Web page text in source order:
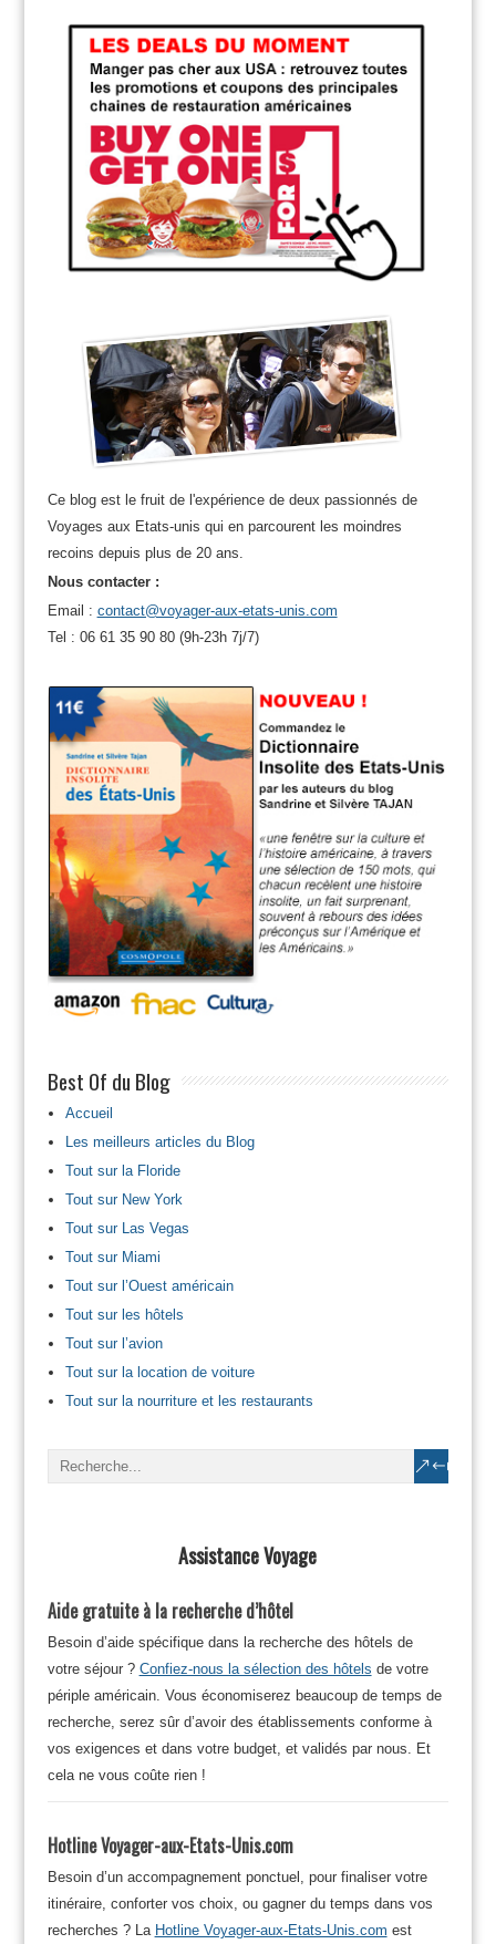
Ce blog est le fruit de l'expérience de deux passionnés de
Voyages aux Etats-unis qui en parcourent les moindres
recoins depuis plus de 20 ans.
Nous contacter :
Email : contact@voyager-aux-etats-unis.com
Tel : 06 61 35 90 80 (9h-23h 7j/7)
Best Of du Blog
Accueil
Les meilleurs articles du Blog
Tout sur la Floride
Tout sur New York
Tout sur Las Vegas
Tout sur Miami
Tout sur l’Ouest américain
Tout sur les hôtels
Tout sur l’avion
Tout sur la location de voiture
Tout sur la nourriture et les restaurants
Assistance Voyage
Aide gratuite à la recherche d’hôtel
Besoin d’aide spécifique dans la recherche des hôtels de
votre séjour ? Confiez-nous la sélection des hôtels de votre
périple américain. Vous économiserez beaucoup de temps de
recherche, serez sûr d’avoir des établissements conforme à
vos exigences et dans votre budget, et validés par nous. Et
cela ne vous coûte rien !
Hotline Voyager-aux-Etats-Unis.com
Besoin d’un accompagnement ponctuel, pour finaliser votre
itinéraire, conforter vos choix, ou gagner du temps dans vos
recherches ? La Hotline Voyager-aux-Etats-Unis.com est